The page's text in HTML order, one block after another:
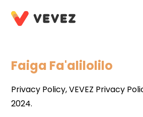
Faiga Fa'alilolilo